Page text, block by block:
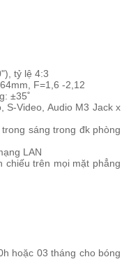
tỷ lệ 4:3
F=1,6 -2,12
±35˚
S-Video, Audio M3 Jack x
sáng trong đk phòng
LAN
chiếu trên mọi mặt phẳng
hoặc 03 tháng cho bóng